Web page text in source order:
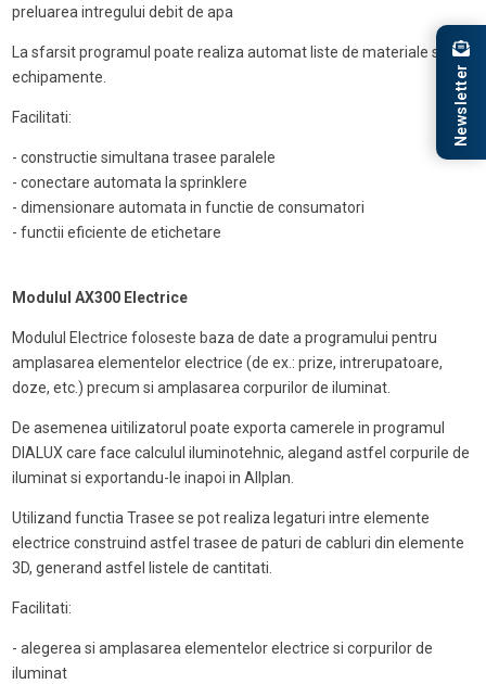
preluarea intregului debit de apa
La sfarsit programul poate realiza automat liste de materiale si
echipamente.
Facilitati:
- constructie simultana trasee paralele
- conectare automata la sprinklere
- dimensionare automata in functie de consumatori
- functii eficiente de etichetare
Modulul AX300 Electrice
Modulul Electrice foloseste baza de date a programului pentru
amplasarea elementelor electrice (de ex.: prize, intrerupatoare,
doze, etc.) precum si amplasarea corpurilor de iluminat.
De asemenea uitilizatorul poate exporta camerele in programul
DIALUX care face calculul iluminotehnic, alegand astfel corpurile de
iluminat si exportandu-le inapoi in Allplan.
Utilizand functia Trasee se pot realiza legaturi intre elemente
electrice construind astfel trasee de paturi de cabluri din elemente
3D, generand astfel listele de cantitati.
Facilitati:
- alegerea si amplasarea elementelor electrice si corpurilor de
iluminat
Newsletter